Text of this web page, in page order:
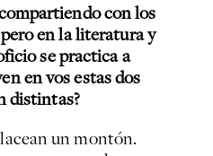
con los
en la literatura y
se practica a
en vos estas dos
distintas?
un montón.